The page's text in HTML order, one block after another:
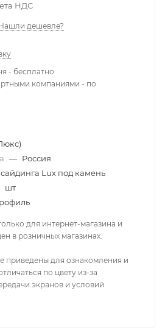
НДС
дешевле?
- бесплатно
компаниями - по
— Россия
Lux под камень
шт
для интернет-магазина и
в розничных магазинах.
приведены для ознакомления и
по цвету из-за
экранов и условий